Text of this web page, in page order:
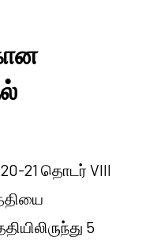
21 தொடர் VIII
5